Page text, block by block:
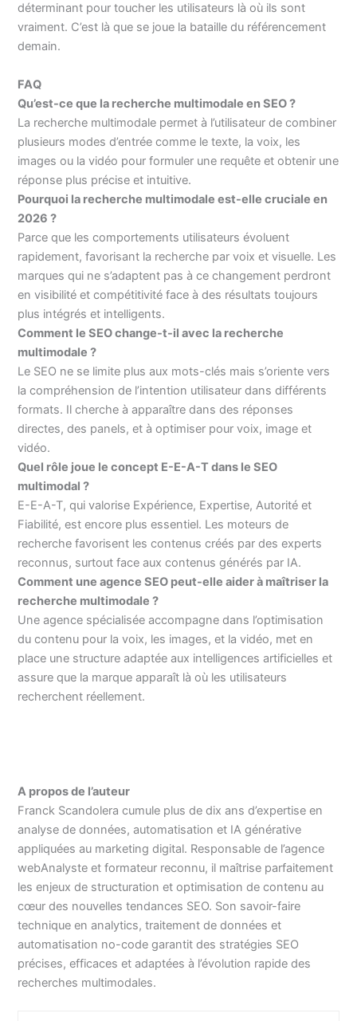
déterminant pour toucher les utilisateurs là où ils sont
vraiment. C’est là que se joue la bataille du référencement
demain.
FAQ
Qu’est-ce que la recherche multimodale en SEO ?
La recherche multimodale permet à l’utilisateur de combiner
plusieurs modes d’entrée comme le texte, la voix, les
images ou la vidéo pour formuler une requête et obtenir une
réponse plus précise et intuitive.
Pourquoi la recherche multimodale est-elle cruciale en
2026 ?
Parce que les comportements utilisateurs évoluent
rapidement, favorisant la recherche par voix et visuelle. Les
marques qui ne s’adaptent pas à ce changement perdront
en visibilité et compétitivité face à des résultats toujours
plus intégrés et intelligents.
Comment le SEO change-t-il avec la recherche
multimodale ?
Le SEO ne se limite plus aux mots-clés mais s’oriente vers
la compréhension de l’intention utilisateur dans différents
formats. Il cherche à apparaître dans des réponses
directes, des panels, et à optimiser pour voix, image et
vidéo.
Quel rôle joue le concept E-E-A-T dans le SEO
multimodal ?
E-E-A-T, qui valorise Expérience, Expertise, Autorité et
Fiabilité, est encore plus essentiel. Les moteurs de
recherche favorisent les contenus créés par des experts
reconnus, surtout face aux contenus générés par IA.
Comment une agence SEO peut-elle aider à maîtriser la
recherche multimodale ?
Une agence spécialisée accompagne dans l’optimisation
du contenu pour la voix, les images, et la vidéo, met en
place une structure adaptée aux intelligences artificielles et
assure que la marque apparaît là où les utilisateurs
recherchent réellement.
A propos de l’auteur
Franck Scandolera cumule plus de dix ans d’expertise en
analyse de données, automatisation et IA générative
appliquées au marketing digital. Responsable de l’agence
webAnalyste et formateur reconnu, il maîtrise parfaitement
les enjeux de structuration et optimisation de contenu au
cœur des nouvelles tendances SEO. Son savoir-faire
technique en analytics, traitement de données et
automatisation no-code garantit des stratégies SEO
précises, efficaces et adaptées à l’évolution rapide des
recherches multimodales.